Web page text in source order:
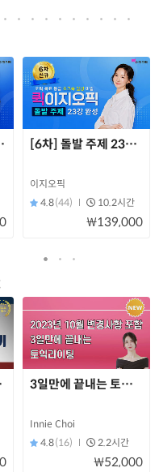
[6차] 돌발 주제 23강 완성
이지오픽
4.8(44) 10.2시간
₩139,000
강 강의
3일만에 끝내는 토익라이팅
Innie Choi
4.8(16) 2.2시간
₩52,000